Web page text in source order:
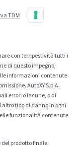
TDM
con tempestività tutti i
di questo impegno,
informazioni contenute
AutoXY S.p.A.
errori o lacune, o di
tipo di danno in ogni
funzionalità contenute
prodotto finale.